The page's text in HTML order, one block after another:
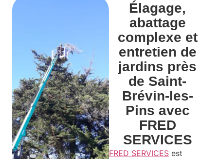
Élagage,
abattage
complexe et
entretien de
jardins près
de Saint-
Brévin-les-
Pins avec
FRED
SERVICES
FRED SERVICES est